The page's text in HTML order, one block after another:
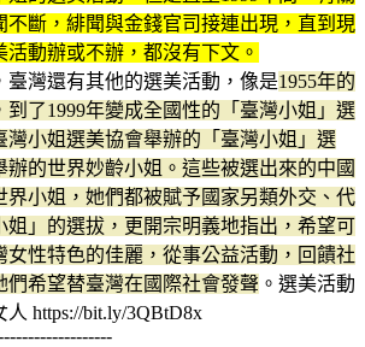
不斷，緋聞與金錢官司接連出現，直到現
動辦或不辦，都沒有下文。
臺灣還有其他的選美活動，像是1955年的
到了1999年變成全國性的「臺灣小姐」選
灣小姐選美協會舉辦的「臺灣小姐」選
辦的世界妙齡小姐。這些被選出來的中國
界小姐，她們都被賦予國家另類外交、代
姐」的選拔，更開宗明義地指出，希望可
女性特色的佳麗，從事公益活動，回饋社
們希望替臺灣在國際社會發聲 。選美活動
人 https://bit.ly/3QBtD8x